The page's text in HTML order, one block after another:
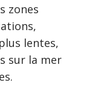
zones
lentes,
sur la mer